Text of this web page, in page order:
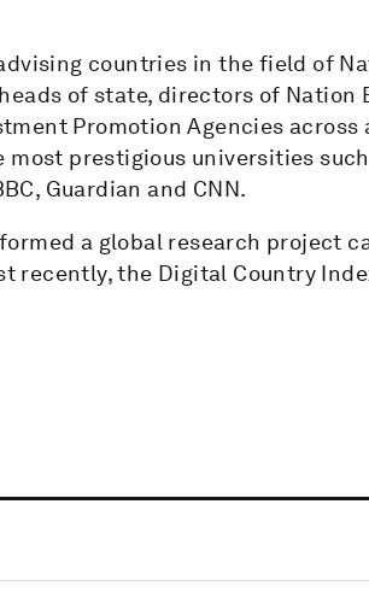
countries in the field of
of state, directors of Nation
Promotion Agencies
most prestigious universities
Guardian and CNN.
a global research project
recently, the Digital Country